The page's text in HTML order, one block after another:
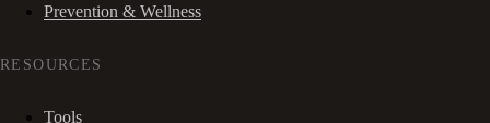
Prevention & Wellness
RESOURCES
Tools